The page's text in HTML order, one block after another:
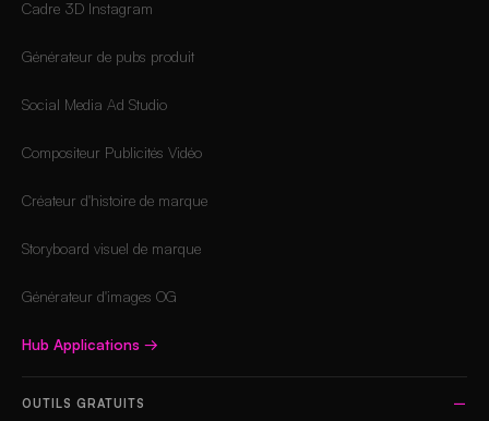
Cadre 3D Instagram
Générateur de pubs produit
Social Media Ad Studio
Compositeur Publicités Vidéo
Créateur d'histoire de marque
Storyboard visuel de marque
Générateur d'images OG
Hub Applications →
OUTILS GRATUITS